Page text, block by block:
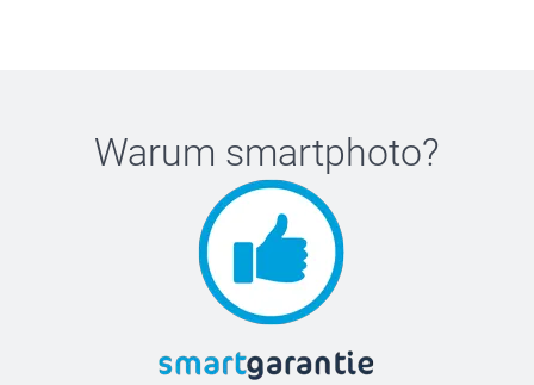
Warum smartphoto?